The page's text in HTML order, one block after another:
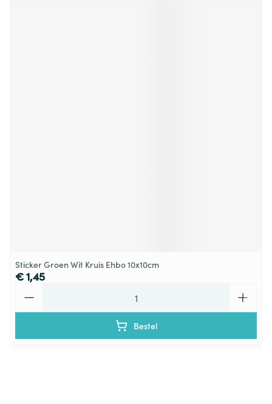
Sticker Groen Wit Kruis Ehbo 10x10cm
€ 1,45
Bestel